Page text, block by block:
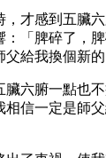
才感到五臟
「脾碎了，
給我換個新的
六腑一點也
相信一定是師